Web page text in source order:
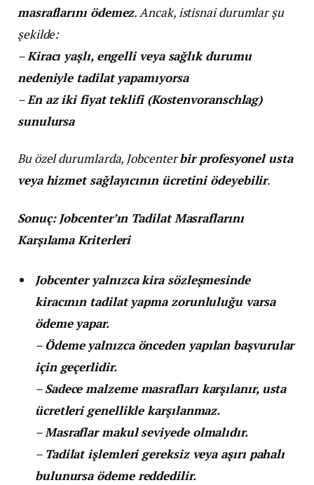
masraflarını ödemez. Ancak, istisnai durumlar şu
şekilde:
–Kiracı yaşlı, engelli veya sağlık durumu
nedeniyle tadilat yapamıyorsa
–En az iki fiyat teklifi (Kostenvoranschlag)
sunulursa
Bu özel durumlarda, Jobcenterbir profesyonel usta
veya hizmet sağlayıcının ücretini ödeyebilir.
Sonuç: Jobcenter’ın Tadilat Masraflarını
Karşılama Kriterleri
Jobcenter yalnızca kira sözleşmesinde
kiracının tadilat yapma zorunluluğu varsa
ödeme yapar.
– Ödeme yalnızca önceden yapılan başvurular
için geçerlidir.
–Sadece malzeme masrafları karşılanır, usta
ücretleri genellikle karşılanmaz.
–Masraflar makul seviyede olmalıdır.
– Tadilat işlemleri gereksiz veya aşırı pahalı
bulunursa ödeme reddedilir.